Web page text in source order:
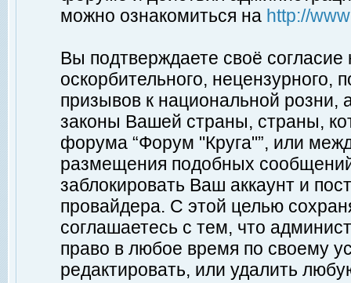
можно ознакомиться на http://
Вы подтверждаете своё
оскорбительного, нецензурного,
призывов к национальной
законы Вашей страны, страны,
форума “Форум "Круга"”, или
размещения подобных
заблокировать Ваш аккаунт и
провайдера. С этой целью
соглашаетесь с тем, что
право в любое время по своему
редактировать, или удалить